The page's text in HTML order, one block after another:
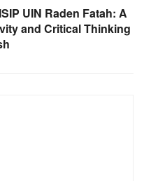
UIN Raden Fatah: A
and Critical Thinking